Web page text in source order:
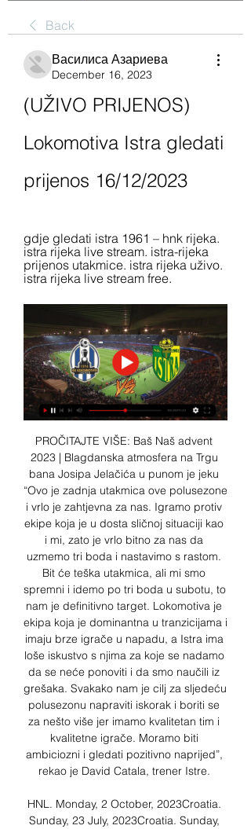
Back
Василиса Азариева
December 16, 2023
(UŽIVO PRIJENOS)
Lokomotiva Istra gledati
prijenos 16/12/2023
gdje gledati istra 1961 – hnk rijeka.
istra rijeka live stream. istra-rijeka
prijenos utakmice. istra rijeka uživo.
istra rijeka live stream free.
PROČITAJTE VIŠE: Baš Naš advent
2023 | Blagdanska atmosfera na Trgu
bana Josipa Jelačića u punom je jeku
“Ovo je zadnja utakmica ove polusezone
i vrlo je zahtjevna za nas. Igramo protiv
ekipe koja je u dosta sličnoj situaciji kao
i mi, zato je vrlo bitno za nas da
uzmemo tri boda i nastavimo s rastom.
Bit će teška utakmica, ali mi smo
spremni i idemo po tri boda u subotu, to
nam je definitivno target. Lokomotiva je
ekipa koja je dominantna u tranzicijama i
imaju brze igrače u napadu, a Istra ima
loše iskustvo s njima za koje se nadamo
da se neće ponoviti i da smo naučili iz
grešaka. Svakako nam je cilj za sljedeću
polusezonu napraviti iskorak i boriti se
za nešto više jer imamo kvalitetan tim i
kvalitetne igrače. Moramo biti
ambiciozni i gledati pozitivno naprijed”,
rekao je David Catala, trener Istre.
HNL. Monday, 2 October, 2023Croatia.
Sunday, 23 July, 2023Croatia. Sunday,